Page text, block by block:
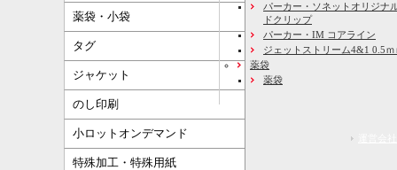
薬袋・小袋
タグ
ジャケット
のし印刷
小ロットオンデマンド
特殊加工・特殊用紙
パーカー・ソネットオリジナ
ドクリップ
パーカー・IM コアライン
ジェットストリーム4&1 0.5ｍ
薬袋
薬袋